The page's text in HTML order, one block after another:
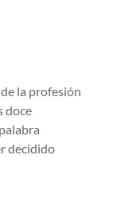
la profesión
doce
decidido